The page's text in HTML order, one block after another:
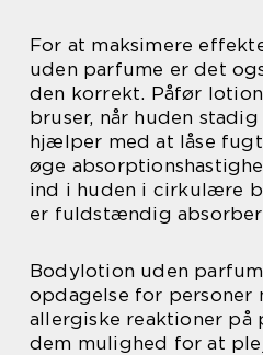
For at maksimere
uden parfume er det
den korrekt. Påfør
bruser, når huden
hjælper med at låse
øge
ind i huden i cirkulære
er fuldstændig
Bodylotion uden
opdagelse for personer
allergiske reaktioner på
dem mulighed for at